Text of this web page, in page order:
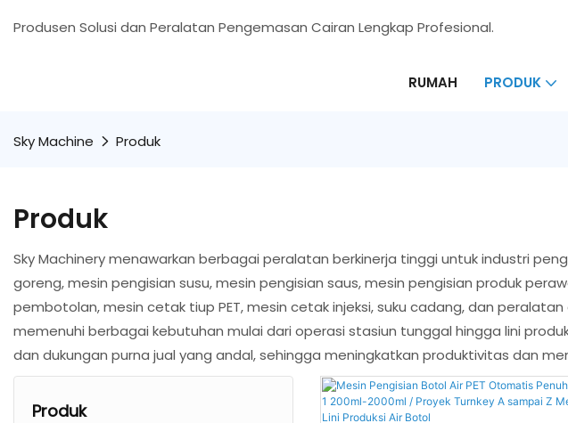
Produsen Solusi dan Peralatan Pengemasan Cairan Lengkap Profesional.
RUMAH PRODUK
Sky Machine Produk
Produk
Sky Machinery menawarkan berbagai peralatan berkinerja tinggi untuk industri
goreng, mesin pengisian susu, mesin pengisian saus, mesin pengisian produk
pembotolan, mesin cetak tiup PET, mesin cetak injeksi, suku cadang, dan
memenuhi berbagai kebutuhan mulai dari operasi stasiun tunggal hingga lini
dan dukungan purna jual yang andal, sehingga meningkatkan produktivitas dan
Produk